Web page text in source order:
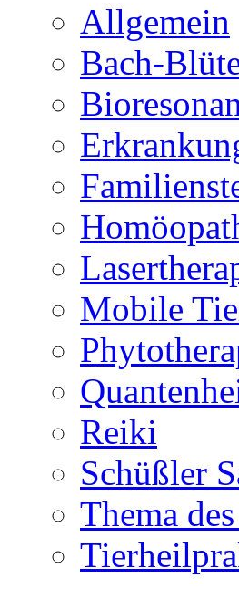
Allgemein
Bach-
Mobile
Reiki
Schüßler
Thema